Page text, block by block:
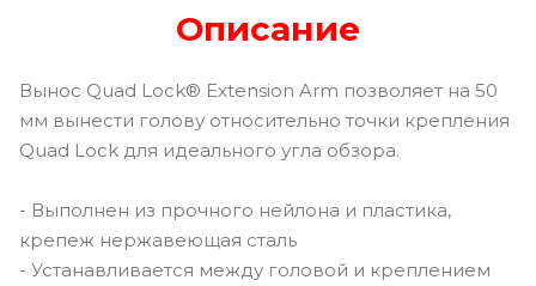
Описание
Вынос Quad Lock® Extension Arm позволяет на 50
мм вынести голову относительно точки крепления
Quad Lock для идеального угла обзора.
- Выполнен из прочного нейлона и пластика,
крепеж нержавеющая сталь
- Устанавливается между головой и креплением